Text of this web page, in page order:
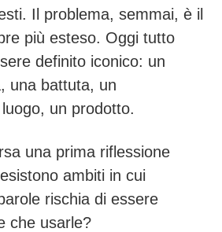
Il problema, semmai, è il
più esteso. Oggi tutto
definito iconico: un
una battuta, un
un prodotto.
una prima riflessione
ambiti in cui
rischia di essere
che usarle?